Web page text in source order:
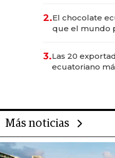
2.El chocolate
que el mundo
3.Las 20
ecuatoriano
Más noticias